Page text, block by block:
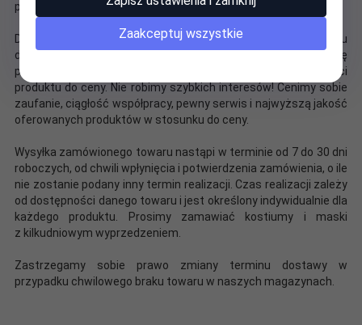
przedstawieniach teatralnych.
Dzięki bezpośredniej wspólpracy z producentami, bez problemu
dopasujemy naszą ofertę do Państwa budżetu. Kierujemy się
przy tym uzyskaniem najlepszego współczynnika jakości
produktu do ceny. Nie robimy szybkich interesów! Cenimy sobie
zaufanie, ciągłość współpracy, pewny serwis i najwyższą jakość
oferowanych produktów w stosunku do ceny.
Wysyłka zamówionego towaru nastąpi w terminie od 7 do 30 dni
roboczych, od chwili wpłynięcia i potwierdzenia zamówienia, o ile
nie zostanie podany inny termin realizacji. Czas realizacji zależy
od dostępności danego towaru i jest określony indywidualnie dla
każdego produktu. Prosimy zamawiać kostiumy i maski
z kilkudniowym wyprzedzeniem.
Zastrzegamy sobie prawo zmiany terminu dostawy w
przypadku chwilowego braku towaru w naszych magazynach.
Zaakceptuj wszystkie